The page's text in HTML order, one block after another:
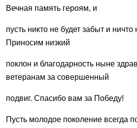
Вечная память героям, и
пусть никто не будет забыт и ничто
Приносим низкий
поклон и благодарность ныне
ветеранам за совершенный
подвиг. Спасибо вам за Победу!
Пусть молодое поколение всегда